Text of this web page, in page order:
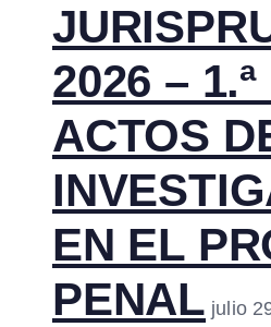
2026 –
ACTOS
EN EL
PENAL julio